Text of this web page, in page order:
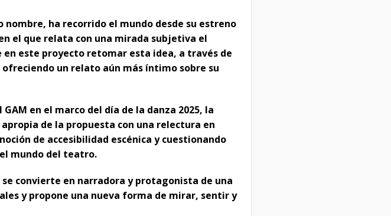
ha recorrido el mundo desde su estreno
el que relata con una mirada subjetiva el
este proyecto retomar esta idea, a través de
un relato aún más íntimo sobre su
en el marco del día de la danza 2025, la
de la propuesta con una relectura en
de accesibilidad escénica y cuestionando
mundo del teatro.
convierte en narradora y protagonista de una
y propone una nueva forma de mirar, sentir y